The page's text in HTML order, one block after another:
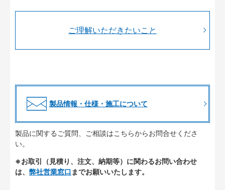
ご理解いただきたいこと
製品情報・仕様・施工について
製品に関するご質問、ご相談はこちらからお問合せくださ
い。
※お取引（見積り、注文、納期等）に関わるお問い合わせ
は、 弊社営業窓口 までお願いいたします。